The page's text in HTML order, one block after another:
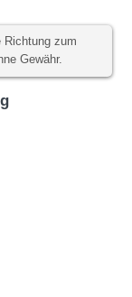
Richtung zum
Gewähr.